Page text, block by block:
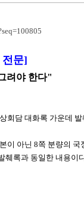
문]
려야 한다"
회담 대화록 가운데
이 아닌 8쪽 분량의
췌록과 동일한 내용이